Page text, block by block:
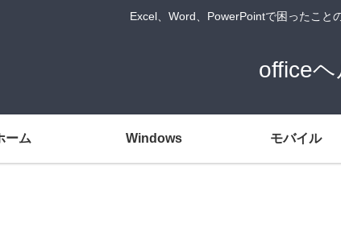
Excel、Word、PowerPointで困ったこと
office
ーム Windows モバイル